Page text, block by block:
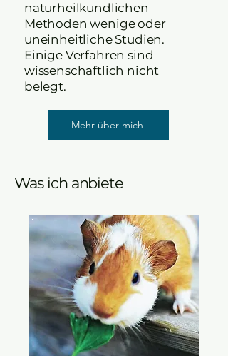
naturheilkundlichen
Methoden wenige oder
uneinheitliche Studien.
Einige Verfahren sind
wissenschaftlich nicht
belegt.
Mehr über mich
Was ich anbiete